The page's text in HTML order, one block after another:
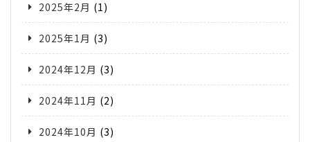
2025年2月 (1)
2025年1月 (3)
2024年12月 (3)
2024年11月 (2)
2024年10月 (3)